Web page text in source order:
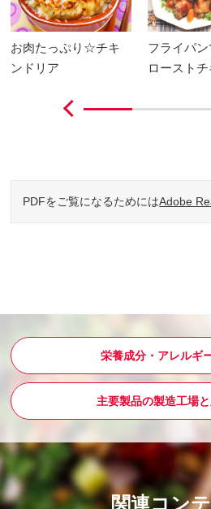
お肉たっぷり☆チキ
ンドリア
フライパ
ローストチ
PDFをご覧になるためにはAdobe
栄養成分・アレルギ
主要製品の製造工場
関連コン